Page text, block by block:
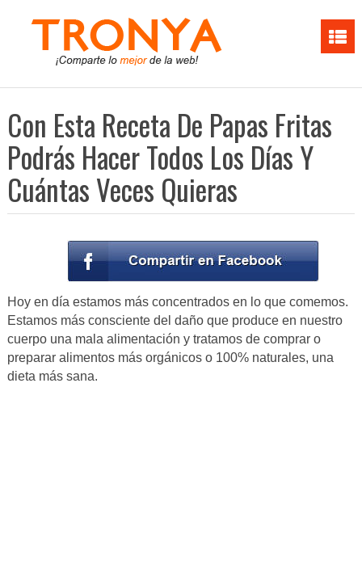
Con Esta Receta De Papas Fritas
Podrás Hacer Todos Los Días Y
Cuántas Veces Quieras
Hoy en día estamos más concentrados en lo que comemos.
Estamos más consciente del daño que produce en nuestro
cuerpo una mala alimentación y tratamos de comprar o
preparar alimentos más orgánicos o 100% naturales, una
dieta más sana.